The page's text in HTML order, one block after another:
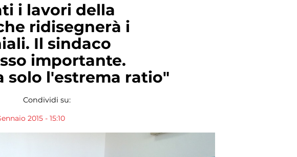
i lavori della
ridisegnerà i
Il sindaco
importante.
solo l'estrema ratio"
Condividi su:
2015 - 15:10